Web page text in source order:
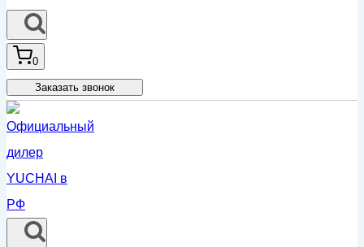
0
Заказать звонок